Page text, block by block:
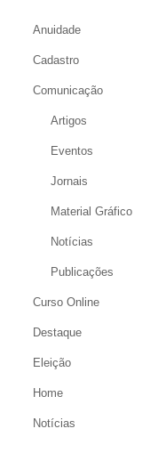
Anuidade
Cadastro
Comunicação
Artigos
Eventos
Jornais
Material Gráfico
Notícias
Publicações
Curso Online
Destaque
Eleição
Home
Notícias